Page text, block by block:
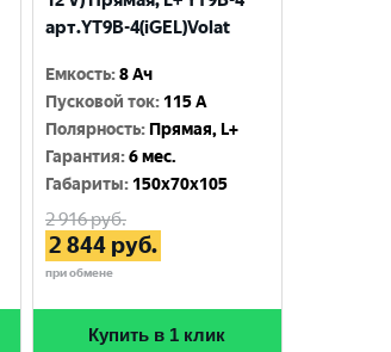
арт.YT9B-4(iGEL)Volat
Емкость:8 Ач
Пусковой ток: 115 A
Полярность: Прямая, L+
Гарантия:6 мес.
Габариты: 150x70x105
2 916руб.
2 844руб.
при обмене
Купить в 1 клик